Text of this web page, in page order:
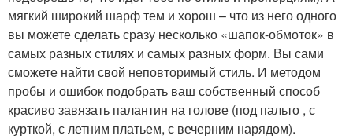
мягкий широкий шарф тем и хорош – что из него одного
вы можете сделать сразу несколько «шапок-обмоток» в
самых разных стилях и самых разных форм. Вы сами
сможете найти свой неповторимый стиль. И методом
пробы и ошибок подобрать ваш собственный способ
красиво завязать палантин на голове (под пальто , с
курткой, с летним платьем, с вечерним нарядом).